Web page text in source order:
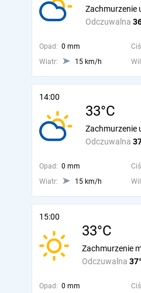
Odczuwalna
Zachmurzenie
Opad: 0 mm
Wiatr:
15 km/h
14:00
33°C
Odczuwalna
Zachmurzenie
Opad: 0 mm
Wiatr:
15 km/h
15:00
33°C
Odczuwalna
Zachmurzenie
Opad: 0 mm